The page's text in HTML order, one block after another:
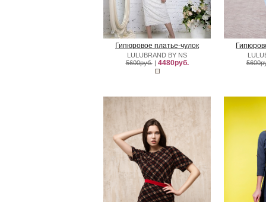
Гипюровое платье-чулок
LULUBRAND BY NS
5600руб.| 4480руб.